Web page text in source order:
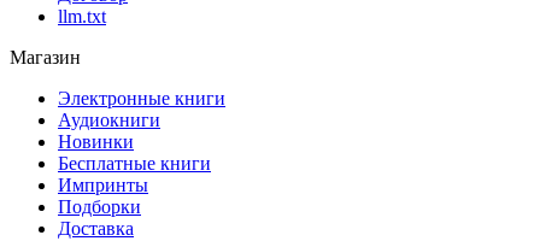
llm.txt
Магазин
Электронные книги
Аудиокниги
Новинки
Бесплатные книги
Импринты
Подборки
Доставка